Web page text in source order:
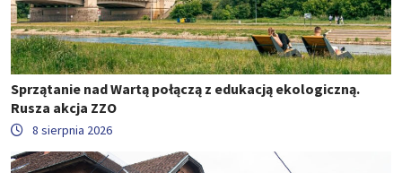
Sprzątanie nad Wartą połączą z edukacją ekologiczną.
Rusza akcja ZZO
8 sierpnia 2026